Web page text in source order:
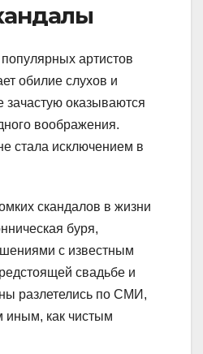
артистов
обилие слухов и
зачастую оказываются
воображения.
стала исключением в
скандалов в жизни
буря,
с известным
свадьбе и
разлетелись по СМИ,
иным, как чистым